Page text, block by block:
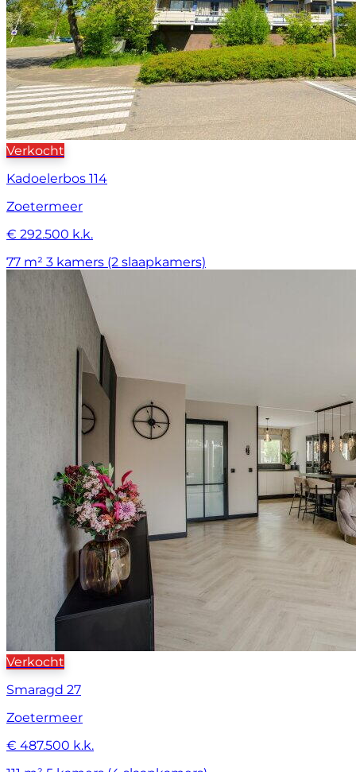
Verkocht
Kadoelerbos 114
Zoetermeer
€ 292.500 k.k.
77 m² 3 kamers (2 slaapkamers)
Verkocht
Smaragd 27
Zoetermeer
€ 487.500 k.k.